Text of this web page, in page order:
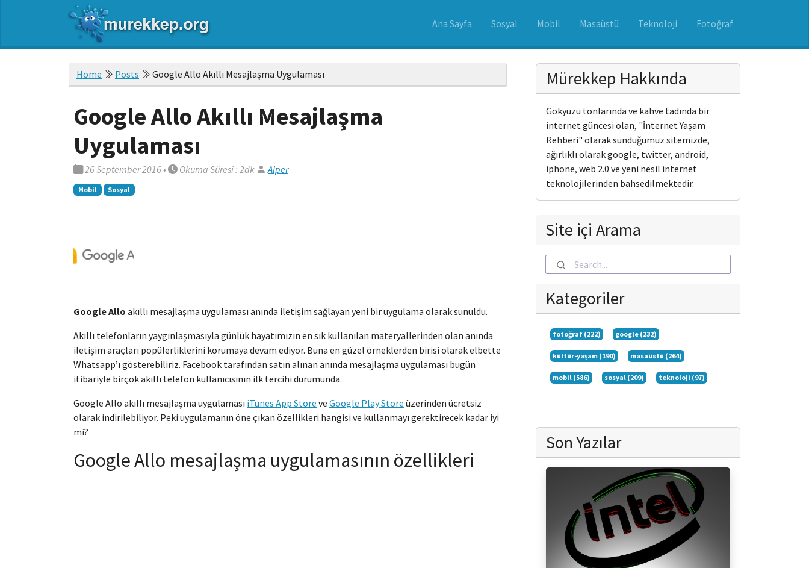
Ana Sayfa Sosyal Mobil Masaüstü Teknoloji Fotoğraf
Home Posts Google Allo Akıllı Mesajlaşma Uygulaması
Google Allo Akıllı Mesajlaşma
Uygulaması
26 September 2016• Okuma Süresi : 2dk Alper
Mobil Sosyal
Google Allo akıllı mesajlaşma uygulaması anında iletişim sağlayan yeni bir uygulama olarak sunuldu.
Akıllı telefonların yaygınlaşmasıyla günlük hayatımızın en sık kullanılan materyallerinden olan anında
iletişim araçları popülerliklerini korumaya devam ediyor. Buna en güzel örneklerden birisi olarak elbette
Whatsapp’ı gösterebiliriz. Facebook tarafından satın alınan anında mesajlaşma uygulaması bugün
itibariyle birçok akıllı telefon kullanıcısının ilk tercihi durumunda.
Google Allo akıllı mesajlaşma uygulaması iTunes App Store ve Google Play Store üzerinden ücretsiz
olarak indirilebiliyor. Peki uygulamanın öne çıkan özellikleri hangisi ve kullanmayı gerektirecek kadar iyi
mi?
Google Allo mesajlaşma uygulamasının özellikleri
Mürekkep Hakkında
Gökyüzü tonlarında ve kahve tadında bir
internet güncesi olan, "İnternet Yaşam
Rehberi" olarak sunduğumuz sitemizde,
ağırlıklı olarak google, twitter, android,
iphone, web 2.0 ve yeni nesil internet
teknolojilerinden bahsedilmektedir.
Site içi Arama
Kategoriler
fotoğraf (222) google (232)
kültür-yaşam (190) masaüstü (264)
mobil (586) sosyal (209) teknoloji (97)
Son Yazılar